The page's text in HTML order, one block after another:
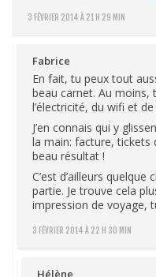
3 FÉVRIER 2014 À 21 H 29 MIN
Fabrice
3 FÉVRIER 2014 À 22 H 30 MIN
En fait, tu peux tout
beau carnet. Au moins,
l’électricité, du wifi et
J’en connais qui y
la main: facture, tickets
beau résultat !
C’est d’ailleurs
partie. Je trouve cela
impression de voyage,
Hélène